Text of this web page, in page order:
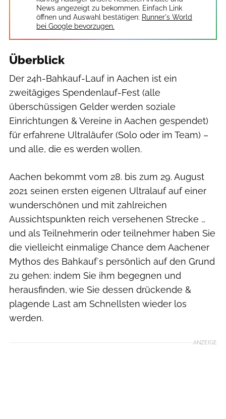
News angezeigt zu bekommen. Einfach Link
öffnen und Auswahl bestätigen: Runner's World
bei Google bevorzugen.
Überblick
Der 24h-Bahkauf-Lauf in Aachen ist ein
zweitägiges Spendenlauf-Fest (alle
überschüssigen Gelder werden soziale
Einrichtungen & Vereine in Aachen gespendet)
für erfahrene Ultraläufer (Solo oder im Team) –
und alle, die es werden wollen.
Aachen bekommt vom 28. bis zum 29. August
2021 seinen ersten eigenen Ultralauf auf einer
wunderschönen und mit zahlreichen
Aussichtspunkten reich versehenen Strecke …
und als Teilnehmerin oder teilnehmer haben Sie
die vielleicht einmalige Chance dem Aachener
Mythos des Bahkauf´s persönlich auf den Grund
zu gehen: indem Sie ihm begegnen und
herausfinden, wie Sie dessen drückende &
plagende Last am Schnellsten wieder los
werden.
ANZEIGE